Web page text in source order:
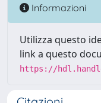
Informazioni
Utilizza questo
link a questo
https://